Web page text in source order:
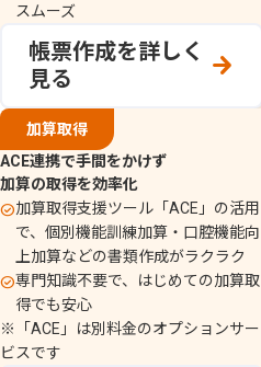
スムーズ
帳票作成を詳しく
見る
加算取得​
ACE連携で​手間を​かけず
​加算の取得を効率化
加算取得支援ツール「ACE」の​活用
で、個別機能訓練加算・口腔機能向
上加算などの書類作成がラクラク
専門知識不要で、はじめての加算取
得でも安心
※​「ACE」は別料金のオプションサー
ビスです